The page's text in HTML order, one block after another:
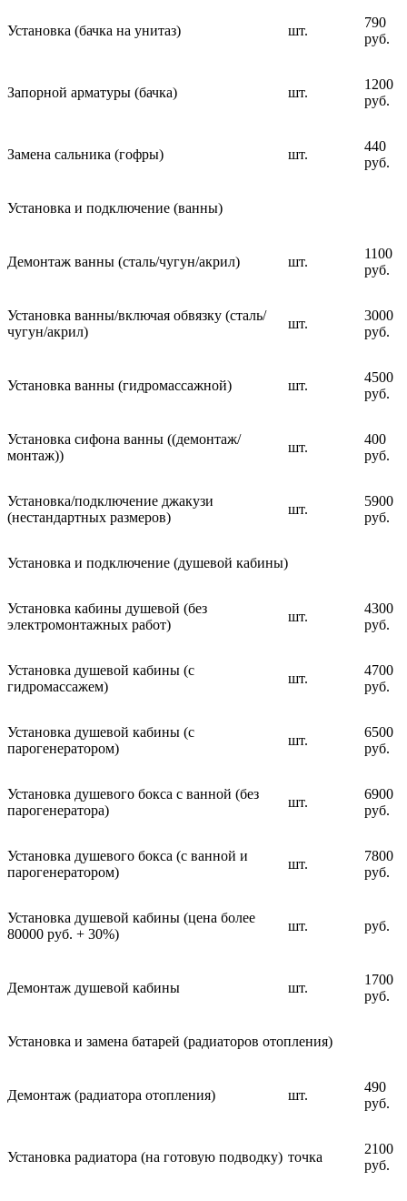
Установка (бачка на унитаз) шт.
790
руб.
Запорной арматуры (бачка) шт.
1200
руб.
Замена сальника (гофры) шт.
440
руб.
Установка и подключение (ванны)
Демонтаж ванны (сталь/чугун/акрил) шт.
1100
руб.
Установка ванны/включая обвязку (сталь/
чугун/акрил)
шт.
3000
руб.
Установка ванны (гидромассажной) шт.
4500
руб.
Установка сифона ванны ((демонтаж/
монтаж))
шт.
400
руб.
Установка/подключение джакузи
(нестандартных размеров)
шт.
5900
руб.
Установка и подключение (душевой кабины)
Установка кабины душевой (без
электромонтажных работ)
шт.
4300
руб.
Установка душевой кабины (с
гидромассажем)
шт.
4700
руб.
Установка душевой кабины (с
парогенератором)
шт.
6500
руб.
Установка душевого бокса с ванной (без
парогенератора)
шт.
6900
руб.
Установка душевого бокса (с ванной и
парогенератором)
шт.
7800
руб.
Установка душевой кабины (цена более
80000 руб. + 30%)
шт. руб.
Демонтаж душевой кабины шт.
1700
руб.
Установка и замена батарей (радиаторов отопления)
Демонтаж (радиатора отопления) шт.
490
руб.
Установка радиатора (на готовую подводку) точка
2100
руб.